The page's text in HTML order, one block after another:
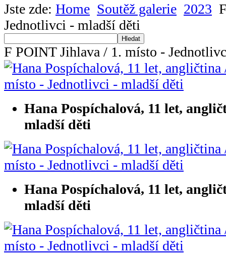
Jste zde: Home Soutěž galerie 2023
Jednotlivci - mladší děti
Hledat
F POINT Jihlava / 1. místo -
Hana Pospíchalová, 11 let,
mladší děti
Hana Pospíchalová, 11 let,
mladší děti